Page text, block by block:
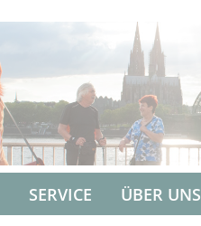
SERVICE ÜBER UNS